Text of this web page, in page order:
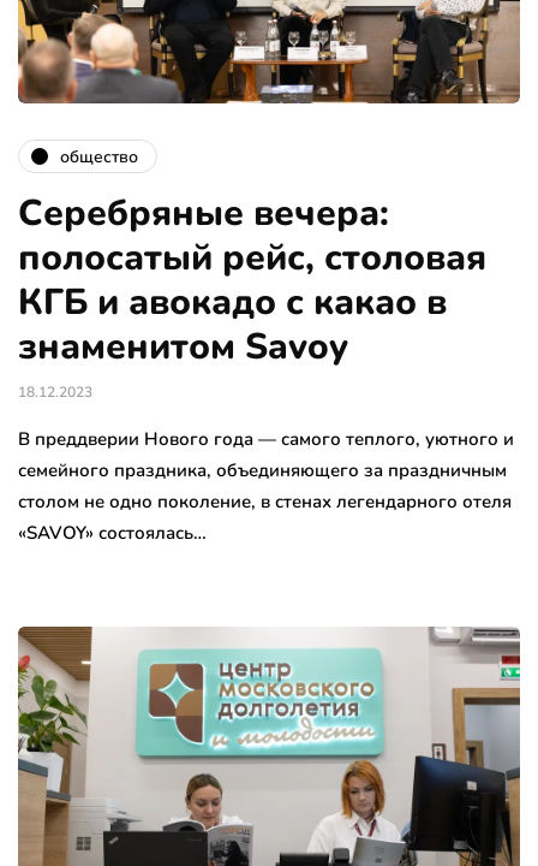
общество
Серебряные вечера:
полосатый рейс, столовая
КГБ и авокадо с какао в
знаменитом Savoy
18.12.2023
В преддверии Нового года — самого теплого, уютного и
семейного праздника, объединяющего за праздничным
столом не одно поколение, в стенах легендарного отеля
«SAVOY» состоялась…